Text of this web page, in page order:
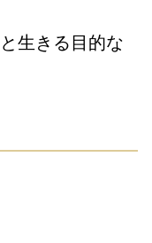
生きる目的な